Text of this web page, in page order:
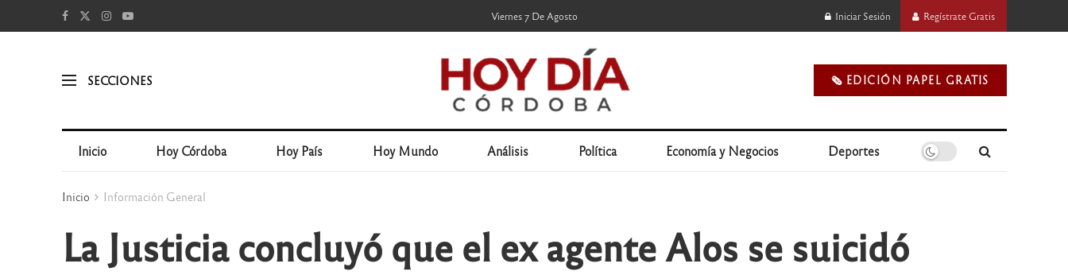
Viernes 7 De Agosto Iniciar Sesión Regístrate Gratis
SECCIONES 🗞️ EDICIÓN PAPEL GRATIS
Inicio Hoy Córdoba Hoy País Hoy Mundo Análisis Política Economía y Negocios Deportes
Inicio Información General
La Justicia concluyó que el ex agente Alos se suicidó